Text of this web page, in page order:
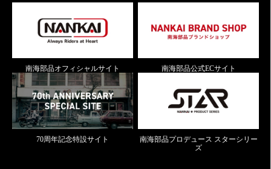
南海部品オフィシャルサイト 南海部品公式ECサイト
70周年記念特設サイト
南海部品プロデュース スターシリー
ズ